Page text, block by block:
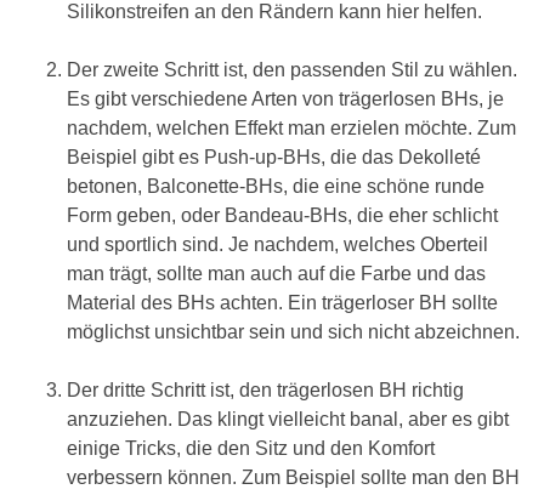
Silikonstreifen an den Rändern kann hier helfen.
Der zweite Schritt ist, den passenden Stil zu wählen.
Es gibt verschiedene Arten von trägerlosen BHs, je
nachdem, welchen Effekt man erzielen möchte. Zum
Beispiel gibt es Push-up-BHs, die das Dekolleté
betonen, Balconette-BHs, die eine schöne runde
Form geben, oder Bandeau-BHs, die eher schlicht
und sportlich sind. Je nachdem, welches Oberteil
man trägt, sollte man auch auf die Farbe und das
Material des BHs achten. Ein trägerloser BH sollte
möglichst unsichtbar sein und sich nicht abzeichnen.
Der dritte Schritt ist, den trägerlosen BH richtig
anzuziehen. Das klingt vielleicht banal, aber es gibt
einige Tricks, die den Sitz und den Komfort
verbessern können. Zum Beispiel sollte man den BH